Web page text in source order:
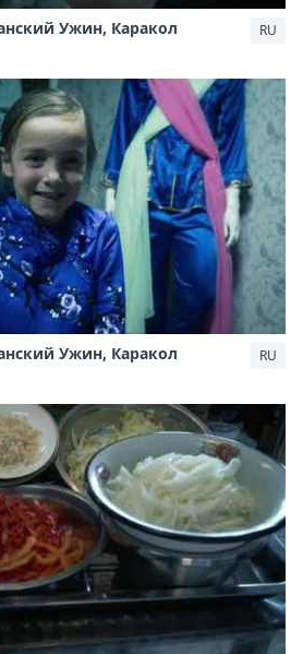
Ужин, Каракол
RU
Ужин, Каракол
RU